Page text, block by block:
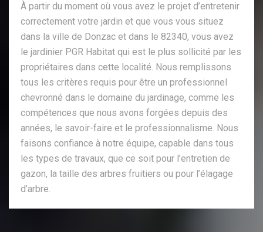
À partir du moment où vous avez le projet d’entretenir
correctement votre jardin et que vous vous situez
dans la ville de Donzac et dans le 82340, vous avez
le jardinier PGR Habitat qui est le plus sollicité par les
propriétaires dans cette localité. Nous remplissons
tous les critères requis pour être un professionnel
chevronné dans le domaine du jardinage, comme les
compétences que nous avons forgées depuis des
années, le savoir-faire et le professionnalisme. Nous
faisons confiance à notre équipe, capable dans tous
les types de travaux, que ce soit pour l’entretien de
gazon, la taille des arbres fruitiers ou pour l’élagage
d’arbre.